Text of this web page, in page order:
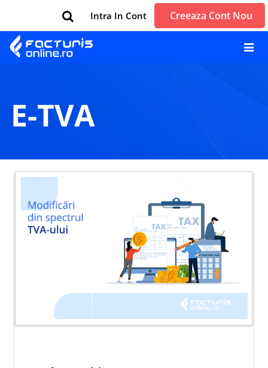
Intra In Cont Creeaza Cont Nou
e-TVA